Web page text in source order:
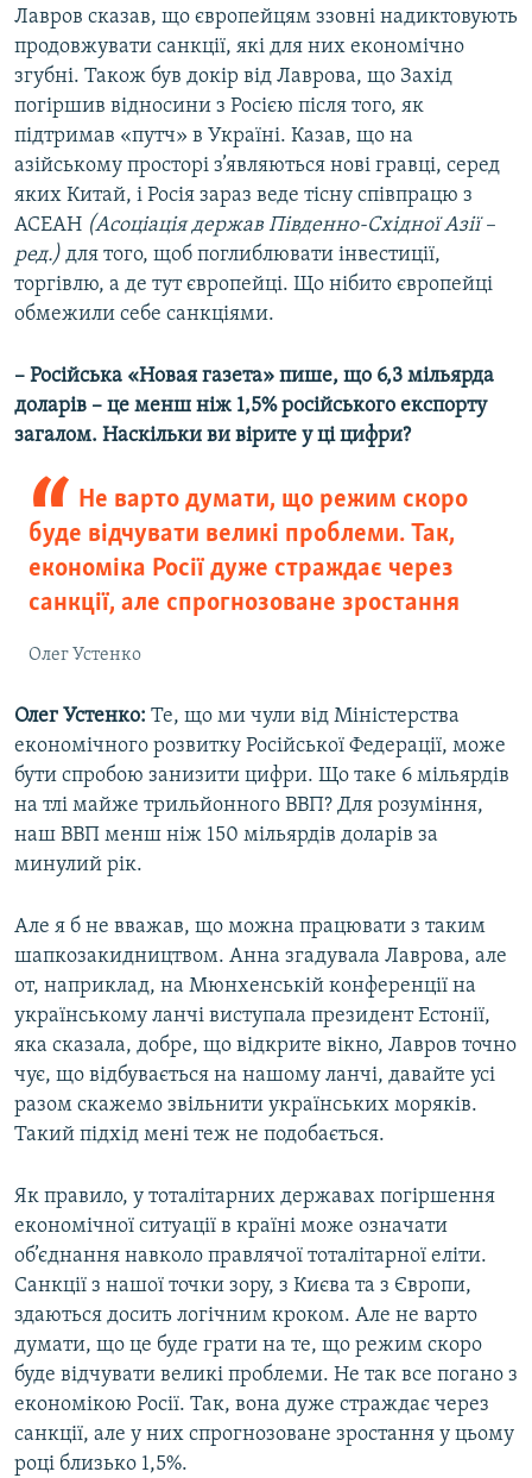
Лавров сказав, що європейцям ззовні надиктовують
продовжувати санкції, які для них економічно
згубні. Також був докір від Лаврова, що Захід
погіршив відносини з Росією після того, як
підтримав «путч» в Україні. Казав, що на
азійському просторі з’являються нові гравці, серед
яких Китай, і Росія зараз веде тісну співпрацю з
АСЕАН (Асоціація держав Південно-Східної Азії –
ред.) для того, щоб поглиблювати інвестиції,
торгівлю, а де тут європейці. Що нібито європейці
обмежили себе санкціями.
– Російська «Новая газета» пише, що 6,3 мільярда
доларів – це менш ніж 1,5% російського експорту
загалом. Наскільки ви вірите у ці цифри?
Не варто думати, що режим скоро
буде відчувати великі проблеми. Так,
економіка Росії дуже страждає через
санкції, але спрогнозоване зростання
Олег Устенко
Олег Устенко: Те, що ми чули від Міністерства
економічного розвитку Російської Федерації, може
бути спробою занизити цифри. Що таке 6 мільярдів
на тлі майже трильйонного ВВП? Для розуміння,
наш ВВП менш ніж 150 мільярдів доларів за
минулий рік.
Але я б не вважав, що можна працювати з таким
шапкозакидництвом. Анна згадувала Лаврова, але
от, наприклад, на Мюнхенській конференції на
українському ланчі виступала президент Естонії,
яка сказала, добре, що відкрите вікно, Лавров точно
чує, що відбувається на нашому ланчі, давайте усі
разом скажемо звільнити українських моряків.
Такий підхід мені теж не подобається.
Як правило, у тоталітарних державах погіршення
економічної ситуації в країні може означати
об’єднання навколо правлячої тоталітарної еліти.
Санкції з нашої точки зору, з Києва та з Європи,
здаються досить логічним кроком. Але не варто
думати, що це буде грати на те, що режим скоро
буде відчувати великі проблеми. Не так все погано з
економікою Росії. Так, вона дуже страждає через
санкції, але у них спрогнозоване зростання у цьому
році близько 1,5%.